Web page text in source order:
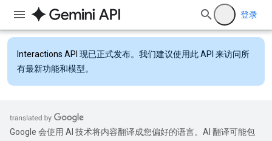
登录
Interactions API 现已正式发布。我们建议使用此 API 来访问所
有最新功能和模型。
Google 会使用 AI 技术将内容翻译成您偏好的语言。AI 翻译可能包